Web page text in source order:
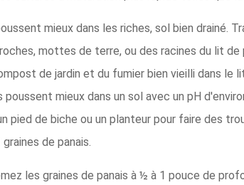
mieux dans les riches, sol bien drainé.
mottes de terre, ou des racines du lit
de jardin et du fumier bien vieilli dans
poussent mieux dans un sol avec un pH
pied de biche ou un planteur pour faire des
de panais.
les graines de panais à ½ à 1 pouce de